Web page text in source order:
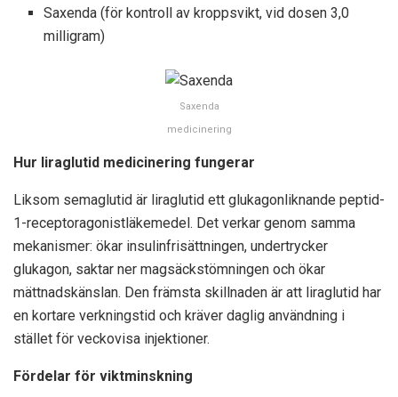
Saxenda (för kontroll av kroppsvikt, vid dosen 3,0
milligram)
Saxenda
medicinering
Hur liraglutid medicinering fungerar
Liksom semaglutid är liraglutid ett glukagonliknande peptid-
1-receptoragonistläkemedel. Det verkar genom samma
mekanismer: ökar insulinfrisättningen, undertrycker
glukagon, saktar ner magsäckstömningen och ökar
mättnadskänslan. Den främsta skillnaden är att liraglutid har
en kortare verkningstid och kräver daglig användning i
stället för veckovisa injektioner.
Fördelar för viktminskning